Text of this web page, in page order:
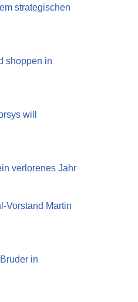
strategischen
shoppen in
will
verlorenes Jahr
Vorstand Martin
in